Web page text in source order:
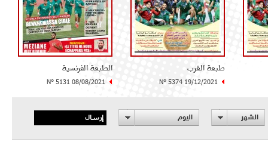
طبعة الغرب
N° 5374 19/12/2021
الطبعة الفرنسية
N° 5131 08/08/2021
الشهر اليوم إرسال